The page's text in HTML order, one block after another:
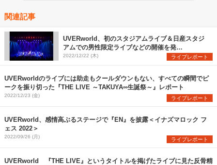
関連記事
UVERworld、初のスタジアムライブ＆日産スタジ
アムでの男性限定ライブなどの開催を発
表 “TAKUYA∞生誕祭”の公式レポート到着（画
像：全13枚）
2022/12/22 (木) ライブレポート
UVERworldのライブには助走もクールダウンもない、すべての瞬間でピ
ークを振り切った『THE LIVE ～TAKUYA∞生誕祭～』レポート
2022/12/23 (金) ライブレポート
UVERworld、感情高ぶるステージで『EN』を披露＜イナズマロック フ
ェス 2022＞
2022/09/26 (月) ライブレポート
UVERworld 『THE LIVE』というタイトルを掲げたライブに見た反骨精